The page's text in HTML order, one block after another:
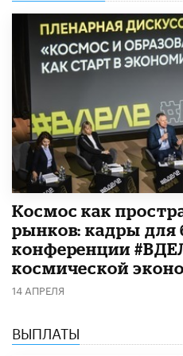
Космос как
рынков: кадры для
конференции
космической
14 АПРЕЛЯ
ВЫПЛАТЫ